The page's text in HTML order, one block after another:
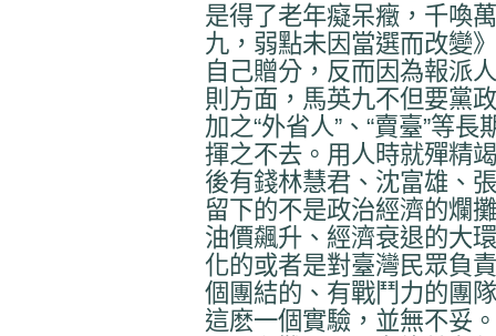
是得了老年癡呆癥，千喚
九，弱點未因當選而改變
自己贈分，反而因為報派
則方面，馬英九不但要黨
加之“外省人”、“賣臺”等
揮之不去。用人時就殫精
後有錢林慧君、沈富雄、
留下的不是政治經濟的爛
油價飆升、經濟衰退的大
化的或者是對臺灣民眾負
個團結的、有戰鬥力的團
這麽一個實驗，並無不妥